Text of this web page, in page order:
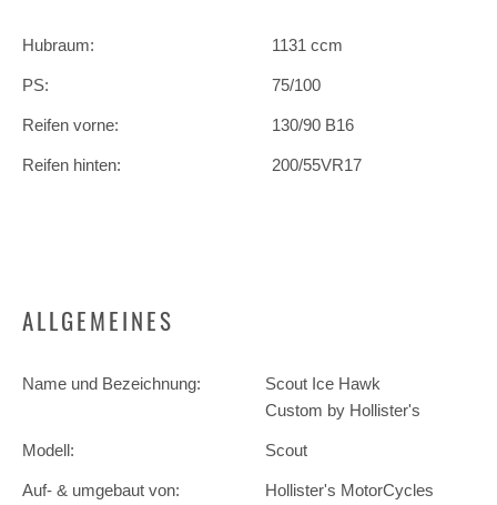
Hubraum: 1131 ccm
PS: 75/100
Reifen vorne: 130/90 B16
Reifen hinten: 200/55VR17
ALLGEMEINES
Name und Bezeichnung:
Scout Ice Hawk
Custom by Hollister's
Modell: Scout
Auf- & umgebaut von: Hollister's MotorCycles